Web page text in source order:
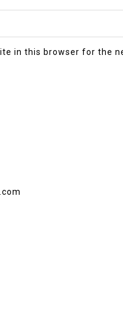
in this browser for the